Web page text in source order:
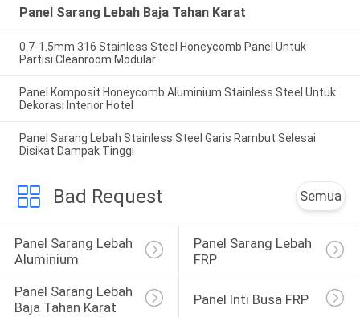
Panel Sarang Lebah Baja Tahan Karat
0.7-1.5mm 316 Stainless Steel Honeycomb Panel Untuk
Partisi Cleanroom Modular
Panel Komposit Honeycomb Aluminium Stainless Steel Untuk
Dekorasi Interior Hotel
Panel Sarang Lebah Stainless Steel Garis Rambut Selesai
Disikat Dampak Tinggi
Bad Request Semua
Panel Sarang Lebah
Aluminium
Panel Sarang Lebah
FRP
Panel Sarang Lebah
Baja Tahan Karat
Panel Inti Busa FRP